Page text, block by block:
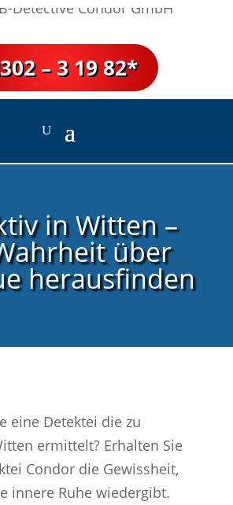
– 3 19 82*
in Witten –
über
herausfinden
eine Detektei die zu
ermittelt? Erhalten Sie
Condor die Gewissheit,
innere Ruhe wiedergibt.